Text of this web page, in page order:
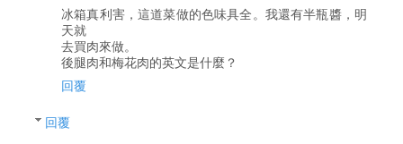
冰箱真利害，這道菜做的色味具全。我還有半瓶醬，明
天就
去買肉來做。
後腿肉和梅花肉的英文是什麼？
回覆
回覆